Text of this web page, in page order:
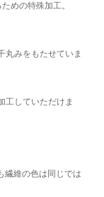
めの特殊加工。
丸みをもたせていま
工していただけま
繊維の色は同じでは